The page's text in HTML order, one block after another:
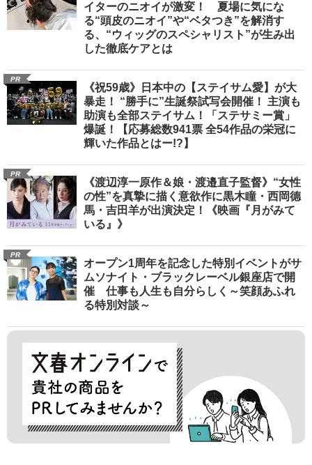
イターのニオイが激変！ 夏場に気にな
る“頭皮のニオイ”や“ベタつき”を解消す
る、“ウィッグのスペシャリスト”が生み出
した徹底ケアとは
PR
《祝59歳》日本中の【ステイサム愛】が大
暴走！ “勝手に”生誕祭試写会開催！ 主演も
助演も全部ステイサム！「ステサミー賞」
爆誕！【応募総数941票 全54作品の栄冠に
輝いた作品とはー!?】
PR
《渡辺淳一原作＆娘・渡邉直子監督》“女性
の性”を真摯に描く意欲作に黒木瞳・西岡德
馬・吉田羊が出演決定！《映画『月がみて
いる』》
PR
オープン1周年を記念した特別イベントがサ
ムソナイト・ブラックレーベル銀座店で開
催 仕事も人生も自分らしく～笑顔あふれ
る特別対談～